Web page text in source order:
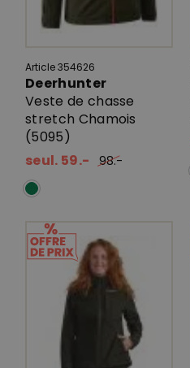
Article 354626
Deerhunter
Veste de chasse
stretch Chamois
(5095)
seul. 59.-
98.-